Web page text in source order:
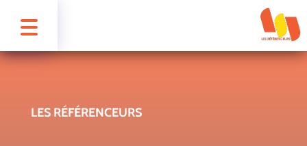
LES RÉFÉRENCEURS